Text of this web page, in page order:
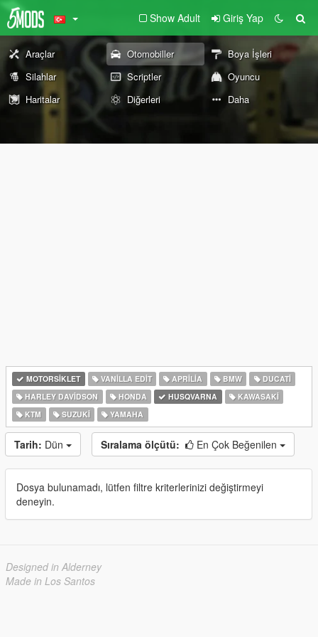
Show Adult Giriş Yap
Araçlar Otomobiller
Boya İşleri
Silahlar
Scriptler
Oyuncu
Haritalar
Diğerleri Daha
MOTORSIKLET VANILLA EDIT APRILIA BMW
DUCATI
HARLEY DAVIDSON
HONDA HUSQVARNA
KAWASAKI
KTM
SUZUKI YAMAHA
Tarih: Dün Sıralama ölçütü: En Çok Beğenilen
Dosya bulunamadı, lütfen filtre kriterlerinizi değiştirmeyi
deneyin.
Designed in Alderney
Made in Los Santos